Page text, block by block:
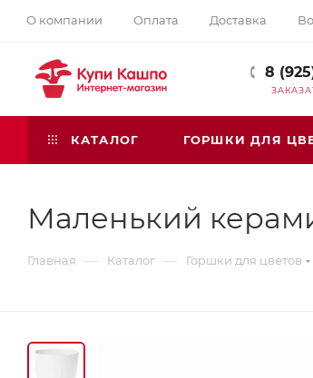
О компании Оплата Доставка
8
КАТАЛОГ ГОРШКИ ДЛЯ
Маленький
Главная — Каталог — Горшки для цветов